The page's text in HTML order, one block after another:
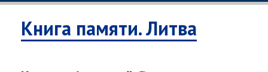
Книга памяти. Литва